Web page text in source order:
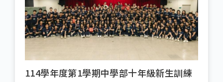
114學年度第1學期中學部十年級新生訓練